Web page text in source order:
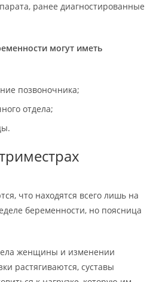
ранее диагностированные
могут иметь
позвоночника;
отдела;
что находятся всего лишь на
беременности, но поясница
женщины и изменении
растягиваются, суставы